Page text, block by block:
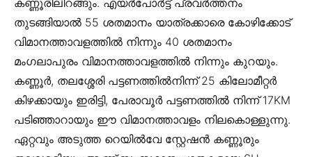
കണ്ണൂരിലിറങ്ങും. എയർപോർട്ട് പ്രവർത്തനം
തുടങ്ങിയാൽ 55 ശതമാനം യാത്രക്കാരെ കോഴിക്കോട്
വിമാനത്താവളത്തിൽ നിന്നും 40 ശതമാനം
മംഗലാപുരം വിമാനത്താവളത്തിൽ നിന്നും കുറയും.
കണ്ണൂർ, തലശ്ശേരി പട്ടണത്തിൽനിന്ന് 25 കിലോമീറ്റർ
കിഴക്കായും ഇരിട്ടി, പേരാവൂർ പട്ടണത്തിൽ നിന്ന് 17KM
പടിഞ്ഞാറായും ഈ വിമാനത്താവളം നിലകൊള്ളുന്നു.
ഏറ്റവും അടുത്ത റെയിൽവേ സ്റ്റേഷൻ കണ്ണൂരും